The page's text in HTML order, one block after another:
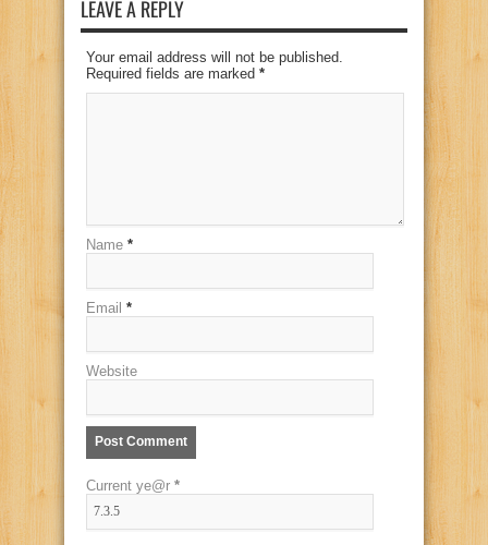
LEAVE A REPLY
Your email address will not be published.
Required fields are marked *
Name *
Email *
Website
Current ye@r *